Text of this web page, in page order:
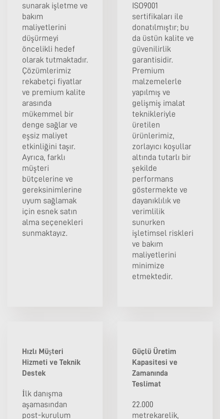
sunarak işletme ve
bakım
maliyetlerini
düşürmeyi
öncelikli hedef
olarak tutmaktadır.
Çözümlerimiz
rekabetçi fiyatlar
ve premium kalite
arasında
mükemmel bir
denge sağlar ve
eşsiz maliyet
etkinliğini taşır.
Ayrıca, farklı
müşteri
bütçelerine ve
gereksinimlerine
uyum sağlamak
için esnek satın
alma seçenekleri
sunmaktayız.
ISO9001
sertifikaları ile
donatılmıştır; bu
da üstün kalite ve
güvenilirlik
garantisidir.
Premium
malzemelerle
yapılmış ve
gelişmiş imalat
teknikleriyle
üretilen
ürünlerimiz,
zorlayıcı koşullar
altında tutarlı bir
şekilde
performans
göstermekte ve
dayanıklılık ve
verimlilik
sunurken
işletimsel riskleri
ve bakım
maliyetlerini
minimize
etmektedir.
Hızlı Müşteri
Hizmeti ve Teknik
Destek
İlk danışma
aşamasından
post-kurulum
Güçlü Üretim
Kapasitesi ve
Zamanında
Teslimat
22.000
metrekarelik,